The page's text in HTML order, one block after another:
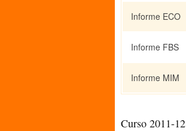
Informe ECO
Informe FBS
Informe MIM
Curso 2011-12